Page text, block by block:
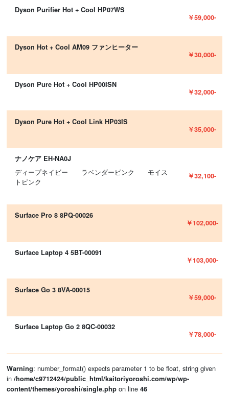
Dyson Purifier Hot + Cool HP07WS
￥59,000-
Dyson Hot + Cool AM09 ファンヒーター
￥30,000-
Dyson Pure Hot + Cool HP00ISN
￥32,000-
Dyson Pure Hot + Cool Link HP03IS
￥35,000-
ナノケア EH-NA0J
ディープネイビー ラベンダーピンク モイス
トピンク
￥32,100-
Surface Pro 8 8PQ-00026
￥102,000-
Surface Laptop 4 5BT-00091
￥103,000-
Surface Go 3 8VA-00015
￥59,000-
Surface Laptop Go 2 8QC-00032
￥78,000-
Warning: number_format() expects parameter 1 to be float, string given
in /home/c9712424/public_html/kaitoriyoroshi.com/wp/wp-
content/themes/yoroshi/single.phpon line 46